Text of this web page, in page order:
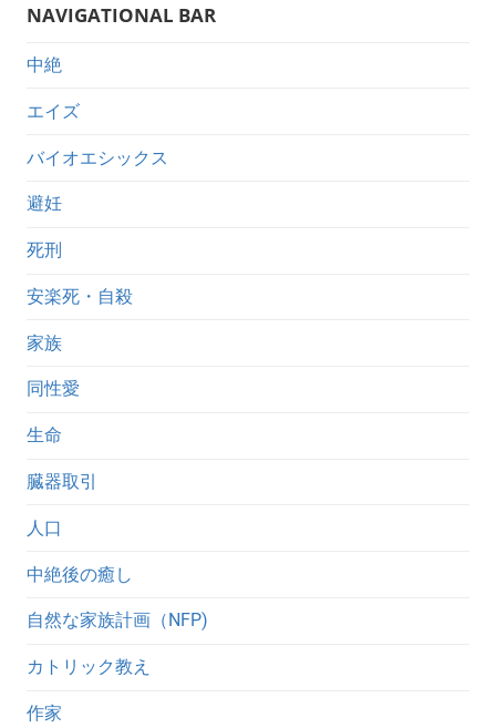
NAVIGATIONAL BAR
中絶
エイズ
バイオエシックス
避妊
死刑
安楽死・自殺
家族
同性愛
生命
臓器取引
人口
中絶後の癒し
自然な家族計画（NFP)
カトリック教え
作家